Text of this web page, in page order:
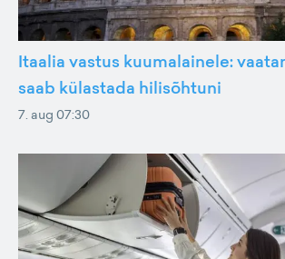
Itaalia vastus kuumalainele:
saab külastada hilisõhtuni
7. aug 07:30